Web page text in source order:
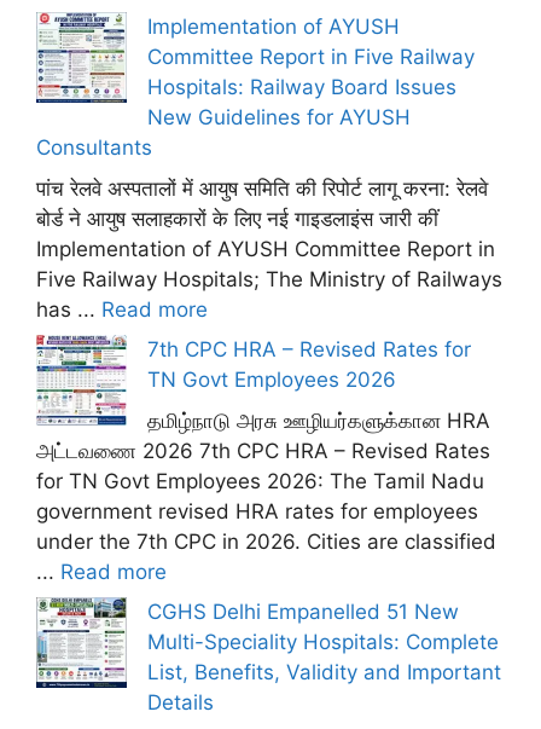
Implementation of AYUSH
Committee Report in Five Railway
Hospitals: Railway Board Issues
New Guidelines for AYUSH
Consultants
पांच रेलवे अस्पतालों में आयुष समिति की रिपोर्ट लागू करना: रेलवे
बोर्ड ने आयुष सलाहकारों के लिए नई गाइडलाइंस जारी कीं
Implementation of AYUSH Committee Report in
Five Railway Hospitals; The Ministry of Railways
has ... Read more
7th CPC HRA – Revised Rates for
TN Govt Employees 2026
தமிழ்நாடு அரசு ஊழியர்களுக்கான HRA
அட்டவணை 2026 7th CPC HRA – Revised Rates
for TN Govt Employees 2026: The Tamil Nadu
government revised HRA rates for employees
under the 7th CPC in 2026. Cities are classified
... Read more
CGHS Delhi Empanelled 51 New
Multi-Speciality Hospitals: Complete
List, Benefits, Validity and Important
Details